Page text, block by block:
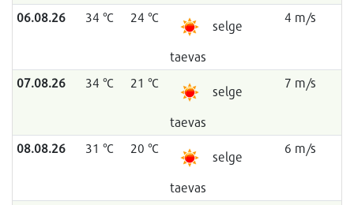
06.08.26
34 °C 24 °C
selge
taevas
4 m/s
07.08.26 34 °C 21 °C
selge
taevas
7 m/s
08.08.26 31 °C 20 °C
selge
taevas
6 m/s